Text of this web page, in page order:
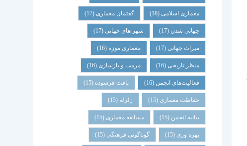
معماری اسلامی(18) گفتمان معماری(17)
جهانی شدن (17) شهر های جهانی(17)
میراث جهانی(17) معماری موزه (16)
منظر تاریخی(16) مرمت و بازسازی(16)
فعالیت‌های انجمن (16) بافت فرسوده (15)
حفاظت معماری (15) زلزله (15)
بیانیه انجمن (15) مسابقه معماری (15)
بهره وری (15) گوناگونی فرهنگی (15)